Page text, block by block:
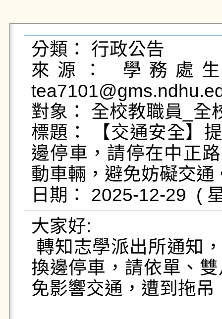
分類： 行政公告
來源： 學務處
對象： 全校教職員_全
標題： 【交通安全】
邊停車，請停在中正
動車輛，避免妨礙交通
大家好:
換邊停車，請依單、
免影響交通，遭到拖吊